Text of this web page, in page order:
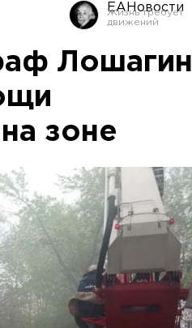
ЕАНовости
Лошагин
зоне